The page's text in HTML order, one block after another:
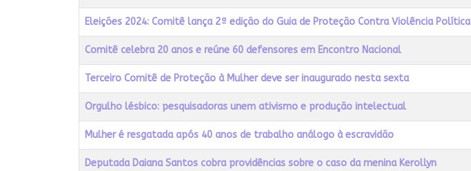
Eleições 2024: Comitê lança 2ª edição do Guia de Proteção Contra Violência Política
Comitê celebra 20 anos e reúne 60 defensores em Encontro Nacional
Terceiro Comitê de Proteção à Mulher deve ser inaugurado nesta sexta
Orgulho lésbico: pesquisadoras unem ativismo e produção intelectual
Mulher é resgatada após 40 anos de trabalho análogo à escravidão
Deputada Daiana Santos cobra providências sobre o caso da menina Kerollyn